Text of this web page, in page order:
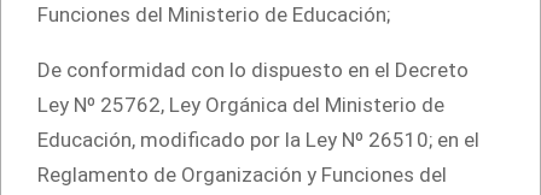
Funciones del Ministerio de Educación;
De conformidad con lo dispuesto en el Decreto
Ley Nº 25762, Ley Orgánica del Ministerio de
Educación, modificado por la Ley Nº 26510; en el
Reglamento de Organización y Funciones del